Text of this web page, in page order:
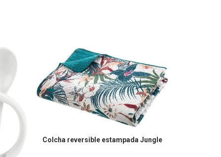
COMPRAR EN AMAZON
Colcha reversible estampada Jungle